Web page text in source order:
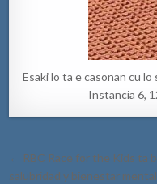
Esaki lo ta e casonan cu
Instancia 6,
Post
navigation
← RBC Race for the Kids ta
salubridad y bienestar